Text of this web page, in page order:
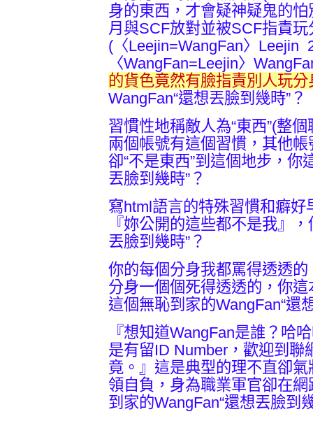
身的東西，才會疑神疑鬼的
月與SCF放對並被SCF指責
(〈Leejin=WangFan〉Leejin
〈WangFan=Leejin〉
的貨色竟然有臉指責別人玩分
WangFan“還想丟臉到幾時”？
習慣性地稱敵人為“東西”(整
兩個帳號有這個習慣，其他
卻“不是東西”到這個地步，你
丟臉到幾時”？
寫html語言的特殊習慣和癖
『妳公開的這些都不是我』
丟臉到幾時”？
你的每個分身我都罵得透透
分身一個個死得透透的，你
這個無恥到家的WangFan“還
『想知道WangFan是誰？哈
是有留ID Number，歡迎到
竟。』這是典型的理不直卻
領自負，身為職業軍官卻在
到家的WangFan“還想丟臉到